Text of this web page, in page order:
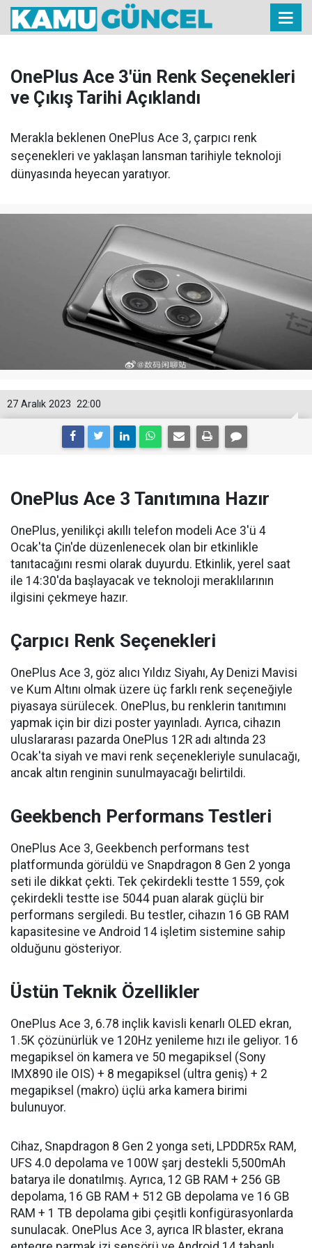
OnePlus Ace 3'ün Renk Seçenekleri
ve Çıkış Tarihi Açıklandı
Merakla beklenen OnePlus Ace 3, çarpıcı renk
seçenekleri ve yaklaşan lansman tarihiyle teknoloji
dünyasında heyecan yaratıyor.
22:00
27 Aralık 2023
OnePlus Ace 3 Tanıtımına Hazır
OnePlus, yenilikçi akıllı telefon modeli Ace 3'ü 4
Ocak'ta Çin'de düzenlenecek olan bir etkinlikle
tanıtacağını resmi olarak duyurdu. Etkinlik, yerel saat
ile 14:30'da başlayacak ve teknoloji meraklılarının
ilgisini çekmeye hazır.
Çarpıcı Renk Seçenekleri
OnePlus Ace 3, göz alıcı Yıldız Siyahı, Ay Denizi Mavisi
ve Kum Altını olmak üzere üç farklı renk seçeneğiyle
piyasaya sürülecek. OnePlus, bu renklerin tanıtımını
yapmak için bir dizi poster yayınladı. Ayrıca, cihazın
uluslararası pazarda OnePlus 12R adı altında 23
Ocak'ta siyah ve mavi renk seçenekleriyle sunulacağı,
ancak altın renginin sunulmayacağı belirtildi.
Geekbench Performans Testleri
OnePlus Ace 3, Geekbench performans test
platformunda görüldü ve Snapdragon 8 Gen 2 yonga
seti ile dikkat çekti. Tek çekirdekli testte 1559, çok
çekirdekli testte ise 5044 puan alarak güçlü bir
performans sergiledi. Bu testler, cihazın 16 GB RAM
kapasitesine ve Android 14 işletim sistemine sahip
olduğunu gösteriyor.
Üstün Teknik Özellikler
OnePlus Ace 3, 6.78 inçlik kavisli kenarlı OLED ekran,
1.5K çözünürlük ve 120Hz yenileme hızı ile geliyor. 16
megapiksel ön kamera ve 50 megapiksel (Sony
IMX890 ile OIS) + 8 megapiksel (ultra geniş) + 2
megapiksel (makro) üçlü arka kamera birimi
bulunuyor.
Cihaz, Snapdragon 8 Gen 2 yonga seti, LPDDR5x RAM,
UFS 4.0 depolama ve 100W şarj destekli 5,500mAh
batarya ile donatılmış. Ayrıca, 12 GB RAM + 256 GB
depolama, 16 GB RAM + 512 GB depolama ve 16 GB
RAM + 1 TB depolama gibi çeşitli konfigürasyonlarda
sunulacak. OnePlus Ace 3, ayrıca IR blaster, ekrana